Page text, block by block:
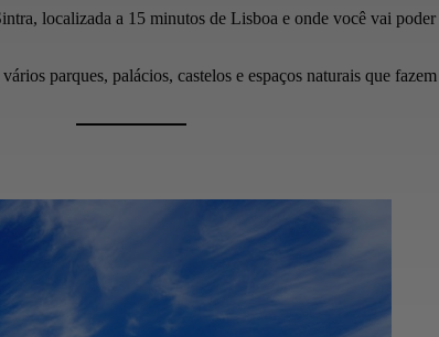
localizada a 15 minutos de Lisboa e onde você vai
parques, palácios, castelos e espaços naturais que